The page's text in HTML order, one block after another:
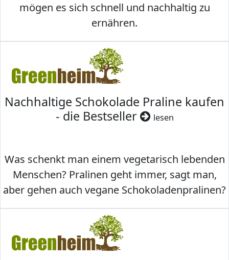
mögen es sich schnell und nachhaltig zu
ernähren.
Nachhaltige Schokolade Praline kaufen
- die Bestseller
lesen
Was schenkt man einem vegetarisch lebenden
Menschen? Pralinen geht immer, sagt man,
aber gehen auch vegane Schokoladenpralinen?